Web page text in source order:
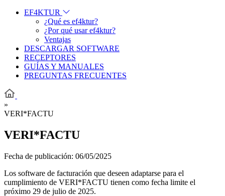
EF4KTUR
¿Qué es ef4ktur?
¿Por qué usar ef4ktur?
Ventajas
DESCARGAR SOFTWARE
RECEPTORES
GUÍAS Y MANUALES
PREGUNTAS FRECUENTES
»
VERI*FACTU
VERI*FACTU
Fecha de publicación: 06/05/2025
Los software de facturación que deseen adaptarse para el
cumplimiento de VERI*FACTU tienen como fecha limite el
próximo 29 de julio de 2025.